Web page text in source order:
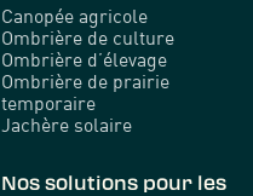
Canopée agricole
Ombrière de culture
Ombrière d’élevage
Ombrière de prairie
temporaire
Jachère solaire
Nos solutions pour les